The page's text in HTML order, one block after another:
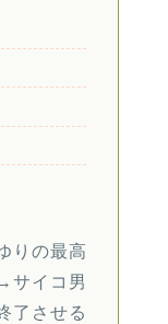
りの最高
サイコ男
了させる